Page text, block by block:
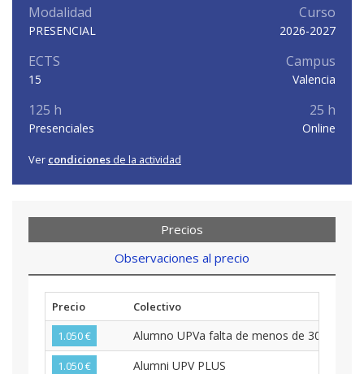
Modalidad
PRESENCIAL
Curso
2026-2027
ECTS
15
Campus
Valencia
125 h
Presenciales
25 h
Online
Ver condiciones de la actividad
Precios
Observaciones al precio
Precio
Colectivo
1.050 €
Alumno UPVa falta de menos de 30
1.050 € Alumni UPV PLUS